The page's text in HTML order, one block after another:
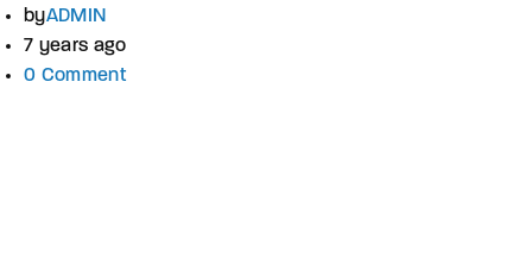
byADMIN
7 years ago
0 Comment